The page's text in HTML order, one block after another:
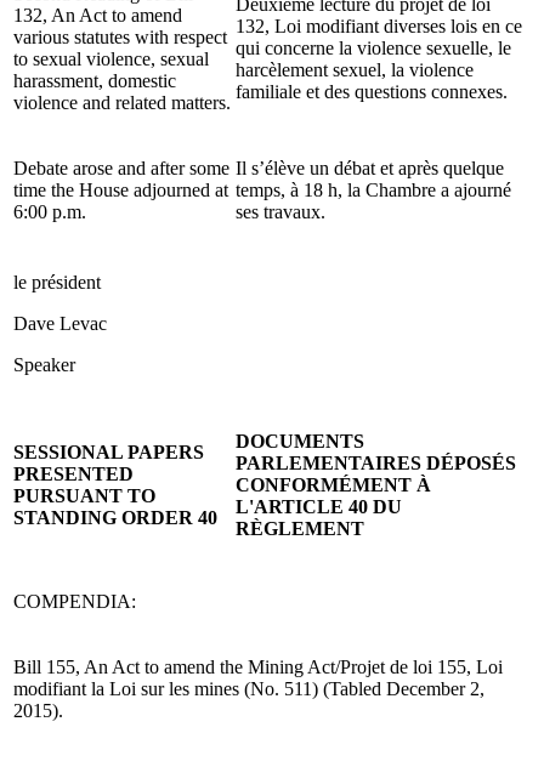
132, An Act to amend
various statutes with respect
to sexual violence, sexual
harassment, domestic
violence and related matters.
132, Loi modifiant diverses lois en ce
qui concerne la violence sexuelle, le
harcèlement sexuel, la violence
familiale et des questions connexes.
Debate arose and after some
time the House adjourned at
6:00 p.m.
Il s’élève un débat et après quelque
temps, à 18 h, la Chambre a ajourné
ses travaux.
le président
Dave Levac
Speaker
SESSIONAL PAPERS
PRESENTED
PURSUANT TO
STANDING ORDER 40
DOCUMENTS
PARLEMENTAIRES DÉPOSÉS
CONFORMÉMENT À
L'ARTICLE 40 DU
RÈGLEMENT
COMPENDIA:
Bill 155, An Act to amend the Mining Act/Projet de loi 155, Loi
modifiant la Loi sur les mines (No. 511) (Tabled December 2,
2015).